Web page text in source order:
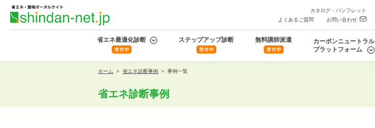
カタログ・パンフレット
よくあるご質問
お問い合わせ
省エネ最適化診断 ステップアップ診断 無料講師派遣
カーボンニュートラル
プラットフォーム
ホーム > 省エネ診断事例 > 事例一覧
省エネ診断事例